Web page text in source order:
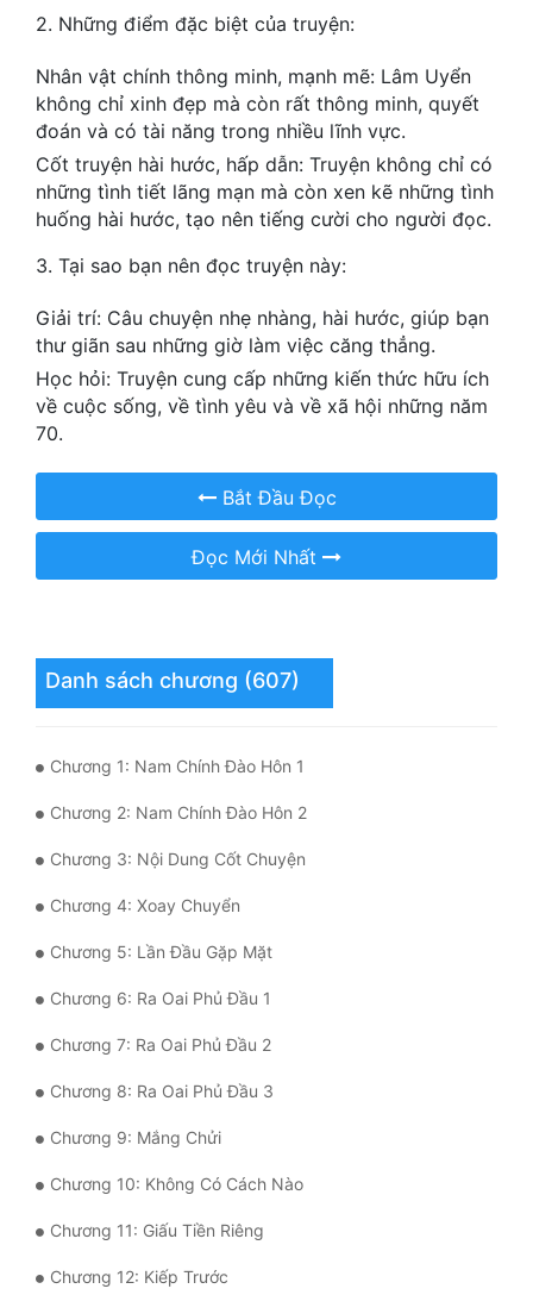
Kỳ Huyễn
Kỳ Ảo
Linh Dị
Làm Giàu
Lịch Sử
Mưu Mô
Mạt Thế
Mỹ Thực
Ngôn Tình
Phương Tây
Thanh Xuân
Tiên Hiệp
Tiểu Thuyết
Trinh Thám
Triều Đấu
Trùng Sinh
Trọng Sinh
2. Những điểm đặc biệt của truyện:
Nhân vật chính thông minh, mạnh mẽ: Lâm Uyển
không chỉ xinh đẹp mà còn rất thông minh, quyết
đoán và có tài năng trong nhiều lĩnh vực.
Cốt truyện hài hước, hấp dẫn: Truyện không chỉ có
những tình tiết lãng mạn mà còn xen kẽ những tình
huống hài hước, tạo nên tiếng cười cho người đọc.
3. Tại sao bạn nên đọc truyện này:
Giải trí: Câu chuyện nhẹ nhàng, hài hước, giúp bạn
thư giãn sau những giờ làm việc căng thẳng.
Học hỏi: Truyện cung cấp những kiến thức hữu ích
về cuộc sống, về tình yêu và về xã hội những năm
70.
Bắt Đầu Đọc
Đọc Mới Nhất
Danh sách chương (607)
Chương 1: Nam Chính Đào Hôn 1
Chương 2: Nam Chính Đào Hôn 2
Chương 3: Nội Dung Cốt Chuyện
Chương 4: Xoay Chuyển
Chương 5: Lần Đầu Gặp Mặt
Chương 6: Ra Oai Phủ Đầu 1
Chương 7: Ra Oai Phủ Đầu 2
Chương 8: Ra Oai Phủ Đầu 3
Chương 9: Mắng Chửi
Chương 10: Không Có Cách Nào
Chương 11: Giấu Tiền Riêng
Chương 12: Kiếp Trước